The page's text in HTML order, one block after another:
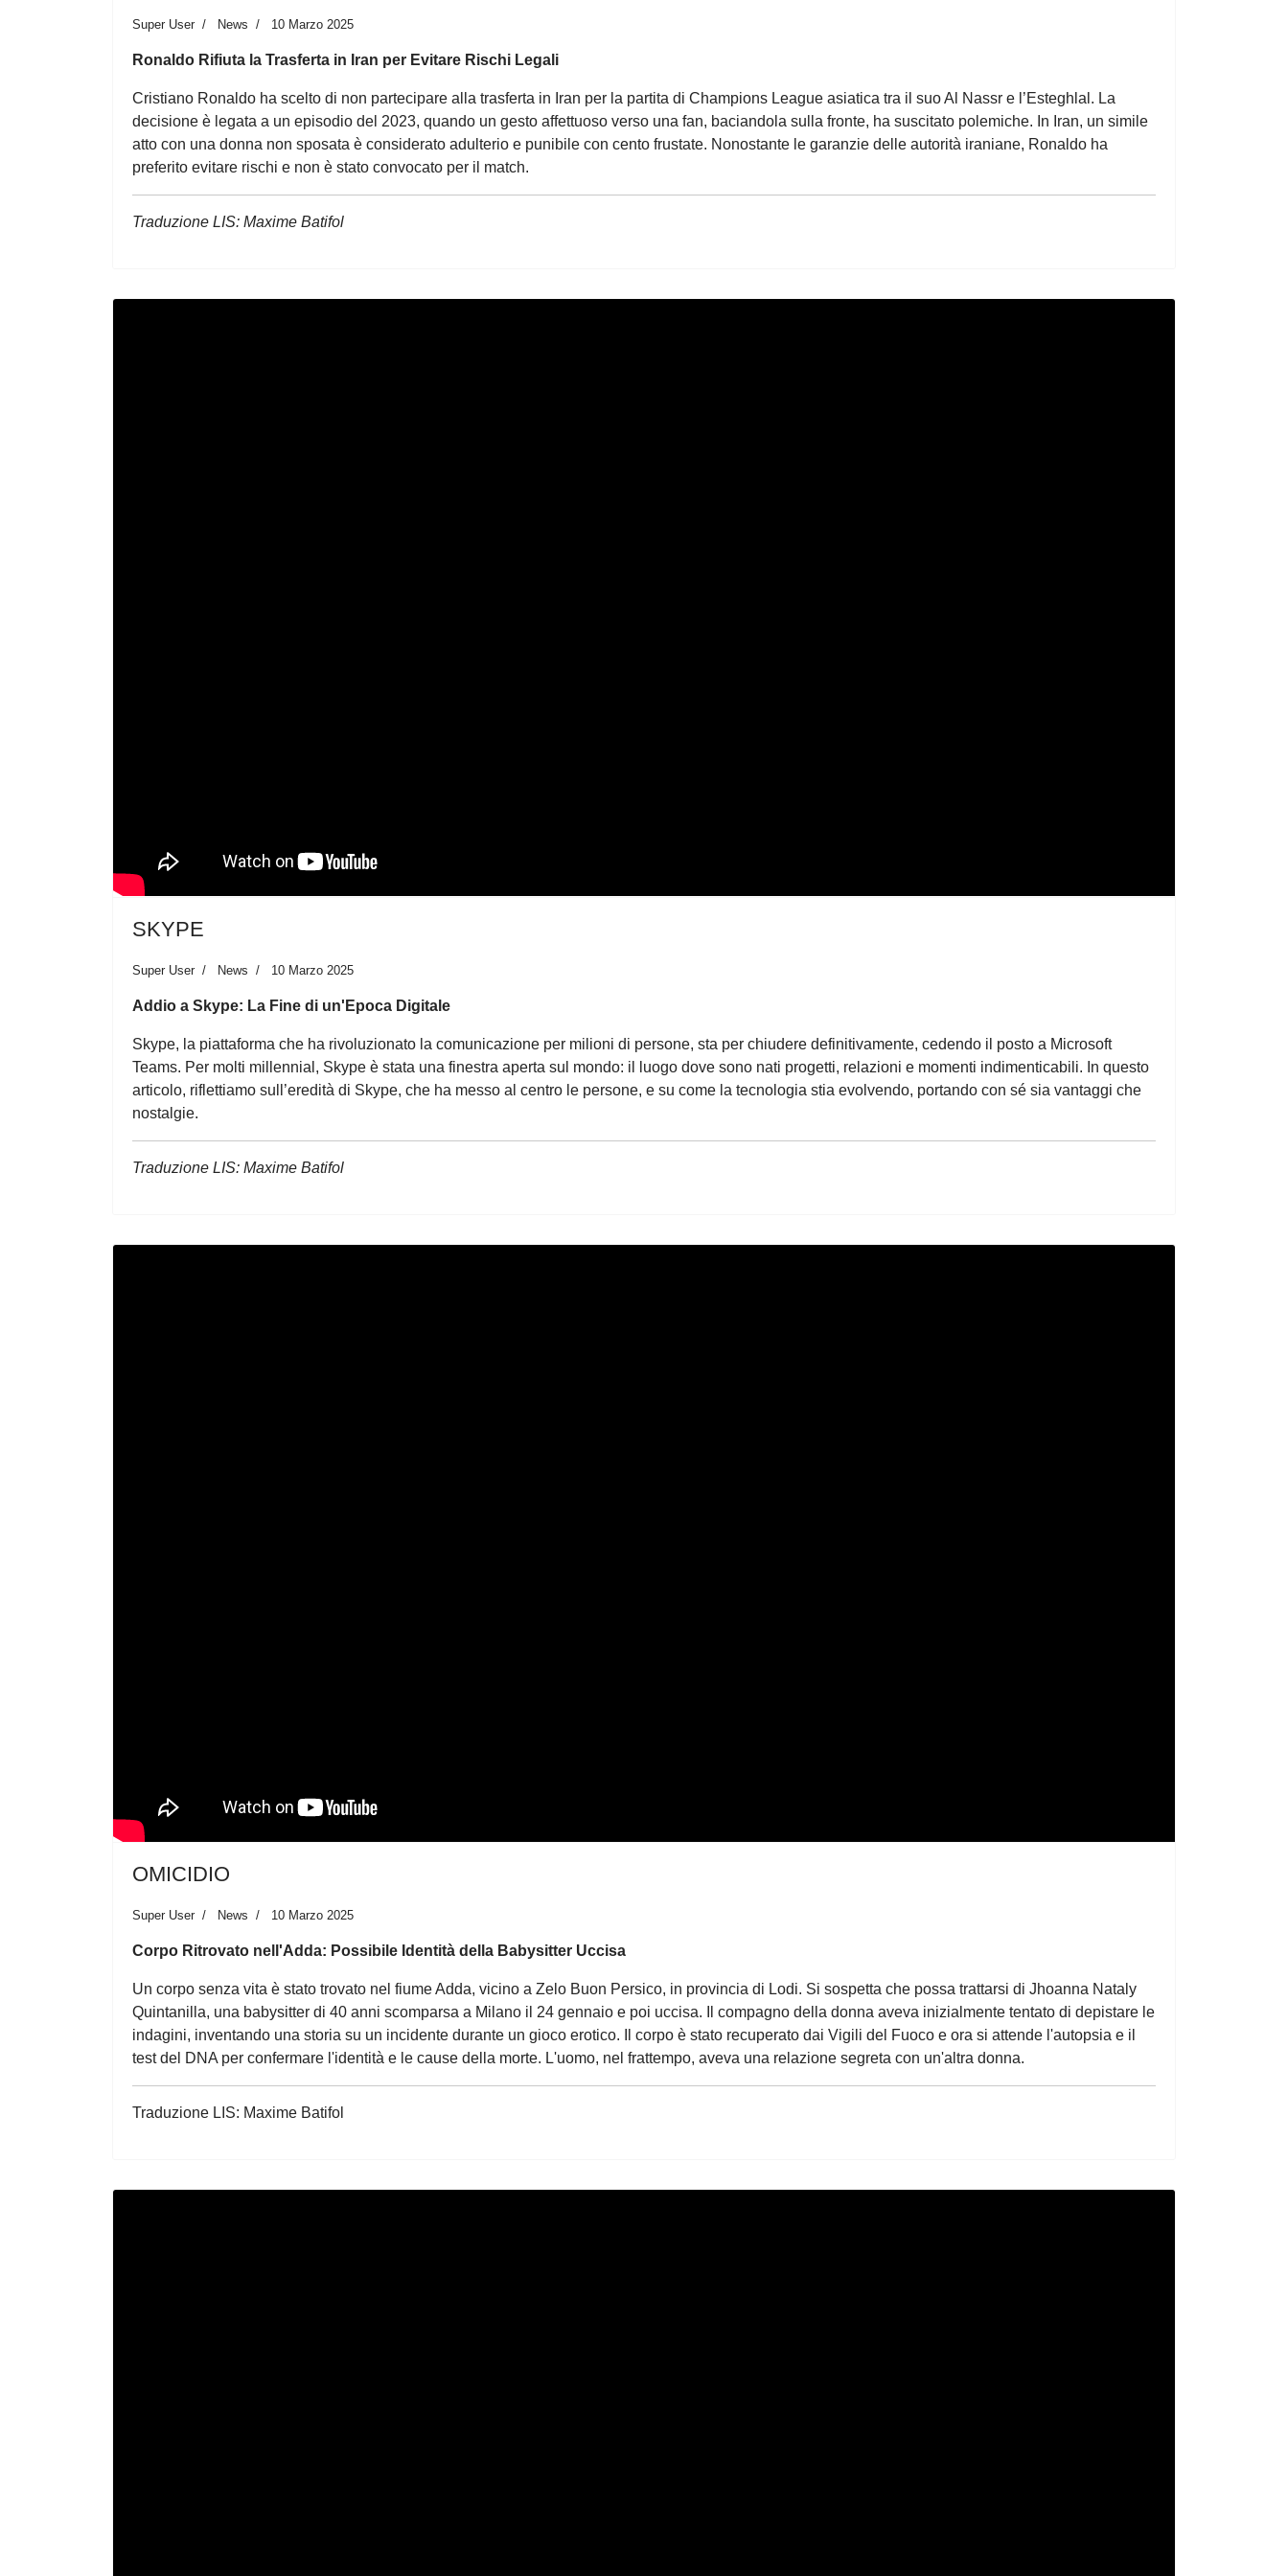
Super User News 10 Marzo 2025
Ronaldo Rifiuta la Trasferta in Iran per Evitare Rischi Legali
Cristiano Ronaldo ha scelto di non partecipare alla trasferta in Iran per la partita di Champions League asiatica tra il suo Al Nassr e l’Esteghlal. La
decisione è legata a un episodio del 2023, quando un gesto affettuoso verso una fan, baciandola sulla fronte, ha suscitato polemiche. In Iran, un simile
atto con una donna non sposata è considerato adulterio e punibile con cento frustate. Nonostante le garanzie delle autorità iraniane, Ronaldo ha
preferito evitare rischi e non è stato convocato per il match.
Traduzione LIS: Maxime Batifol
SKYPE
Super User News 10 Marzo 2025
Addio a Skype: La Fine di un'Epoca Digitale
Skype, la piattaforma che ha rivoluzionato la comunicazione per milioni di persone, sta per chiudere definitivamente, cedendo il posto a Microsoft
Teams. Per molti millennial, Skype è stata una finestra aperta sul mondo: il luogo dove sono nati progetti, relazioni e momenti indimenticabili. In questo
articolo, riflettiamo sull’eredità di Skype, che ha messo al centro le persone, e su come la tecnologia stia evolvendo, portando con sé sia vantaggi che
nostalgie.
Traduzione LIS: Maxime Batifol
OMICIDIO
Super User News 10 Marzo 2025
Corpo Ritrovato nell'Adda: Possibile Identità della Babysitter Uccisa
Un corpo senza vita è stato trovato nel fiume Adda, vicino a Zelo Buon Persico, in provincia di Lodi. Si sospetta che possa trattarsi di Jhoanna Nataly
Quintanilla, una babysitter di 40 anni scomparsa a Milano il 24 gennaio e poi uccisa. Il compagno della donna aveva inizialmente tentato di depistare le
indagini, inventando una storia su un incidente durante un gioco erotico. Il corpo è stato recuperato dai Vigili del Fuoco e ora si attende l'autopsia e il
test del DNA per confermare l'identità e le cause della morte. L'uomo, nel frattempo, aveva una relazione segreta con un'altra donna.
Traduzione LIS: Maxime Batifol